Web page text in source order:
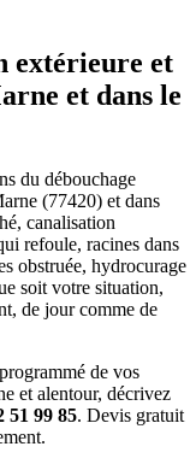
extérieure et
et dans le
du débouchage
(77420) et dans
canalisation
refoule, racines dans
obstruée, hydrocurage
soit votre situation,
de jour comme de
de vos
et alentour, décrivez
51 99 85. Devis gratuit